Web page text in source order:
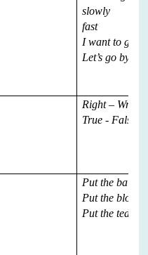
slowly
fast
I want to go
Let’s go by
Right – Wrong
True - False
Put the ball
Put the
Put the teddy